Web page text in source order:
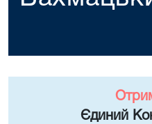
Єдиний